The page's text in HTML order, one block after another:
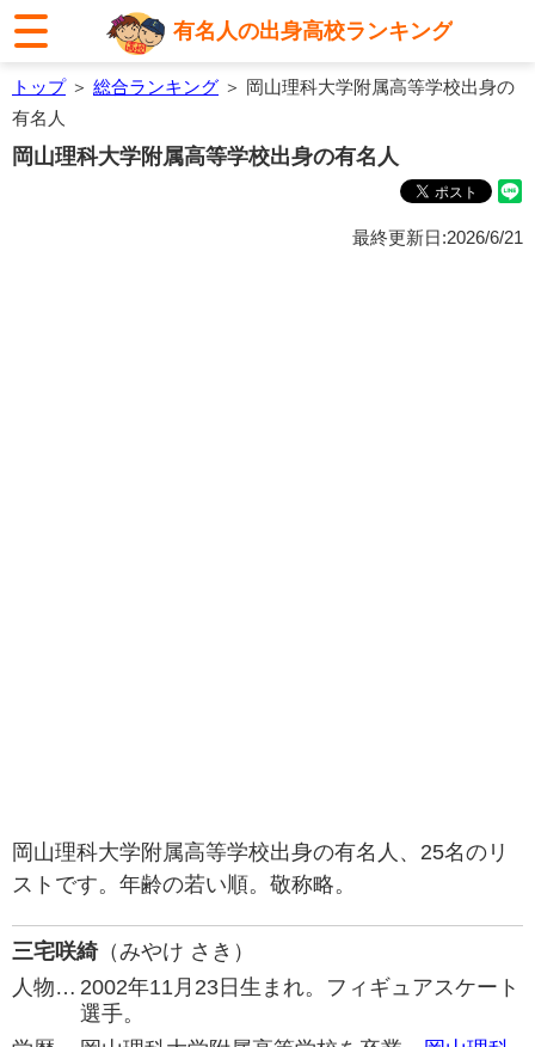
有名人の出身高校ランキング
トップ＞ 総合ランキング ＞ 岡山理科大学附属高等学校出身の
有名人
岡山理科大学附属高等学校出身の有名人
最終更新日:2026/6/21
岡山理科大学附属高等学校出身の有名人、25名のリ
ストです。年齢の若い順。敬称略。
三宅咲綺（みやけ さき）
人物… 2002年11月23日生まれ。フィギュアスケート
選手。